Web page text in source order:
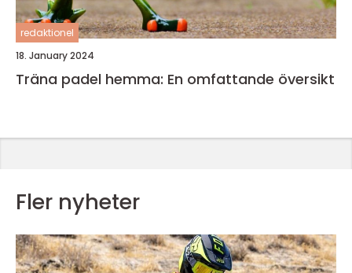
redaktionel
18. January 2024
Träna padel hemma: En omfattande översikt
Fler nyheter